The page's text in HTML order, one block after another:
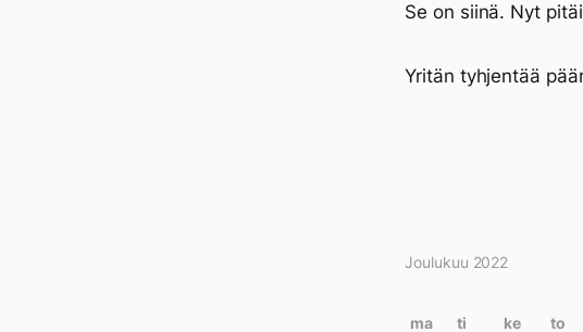
Se on siinä. Nyt
Yritän tyhjentää
Kirjoitukset
Joulukuu 2022
ma ti ke to